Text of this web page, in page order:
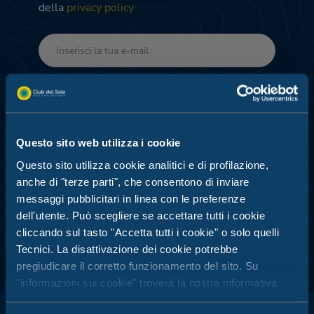
Questo sito web utilizza i cookie
Questo sito utilizza cookie analitici e di profilazione,
anche di "terze parti", che consentono di inviare
messaggi pubblicitari in linea con le preferenze
dell'utente. Può scegliere se accettare tutti i cookie
cliccando sul tasto "Accetta tutti i cookie" o solo quelli
Tecnici. La disattivazione dei cookie potrebbe
pregiudicare il corretto funzionamento del sito. Su
"informazioni sui cookie" troverà la nostra informativa
estesa.
della privacy policy
Invia
DATI
Acconsento